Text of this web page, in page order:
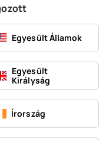
Egyesült Államok
Egyesült
Királyság
Írország